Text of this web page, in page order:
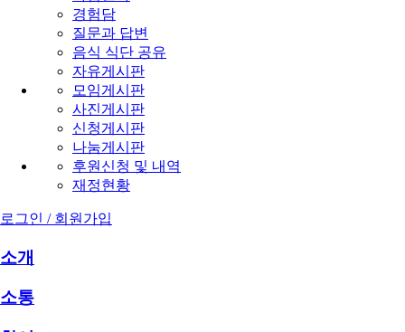
경험담
질문과 답변
음식 식단 공유
자유게시판
모임게시판
사진게시판
신청게시판
나눔게시판
후원신청 및 내역
재정현황
로그인 / 회원가입
소개
소통